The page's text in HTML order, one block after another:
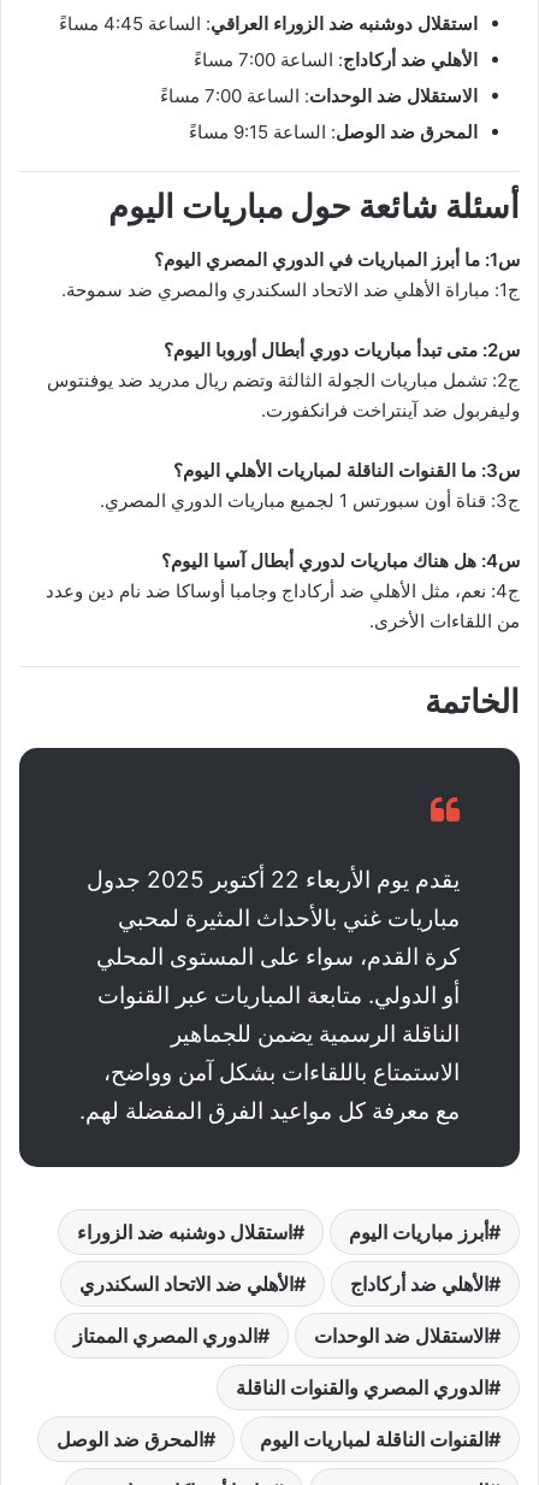
استقلال دوشنبه ضد الزوراء العراقي: الساعة 4:45 مساءً
الأهلي ضد أركاداج: الساعة 7:00 مساءً
الاستقلال ضد الوحدات: الساعة 7:00 مساءً
المحرق ضد الوصل: الساعة 9:15 مساءً
أسئلة شائعة حول مباريات اليوم
س1: ما أبرز المباريات في الدوري المصري اليوم؟
ج1: مباراة الأهلي ضد الاتحاد السكندري والمصري ضد سموحة.
س2: متى تبدأ مباريات دوري أبطال أوروبا اليوم؟
ج2: تشمل مباريات الجولة الثالثة وتضم ريال مدريد ضد يوفنتوس
وليفربول ضد آينتراخت فرانكفورت.
س3: ما القنوات الناقلة لمباريات الأهلي اليوم؟
ج3: قناة أون سبورتس 1 لجميع مباريات الدوري المصري.
س4: هل هناك مباريات لدوري أبطال آسيا اليوم؟
ج4: نعم، مثل الأهلي ضد أركاداج وجامبا أوساكا ضد نام دين وعدد
من اللقاءات الأخرى.
الخاتمة
يقدم يوم الأربعاء 22 أكتوبر 2025 جدول
مباريات غني بالأحداث المثيرة لمحبي
كرة القدم، سواء على المستوى المحلي
أو الدولي. متابعة المباريات عبر القنوات
الناقلة الرسمية يضمن للجماهير
الاستمتاع باللقاءات بشكل آمن وواضح،
مع معرفة كل مواعيد الفرق المفضلة لهم.
أبرز مباريات اليوم استقلال دوشنبه ضد الزوراء
الأهلي ضد أركاداج الأهلي ضد الاتحاد السكندري
الاستقلال ضد الوحدات الدوري المصري الممتاز
الدوري المصري والقنوات الناقلة
القنوات الناقلة لمباريات اليوم المحرق ضد الوصل